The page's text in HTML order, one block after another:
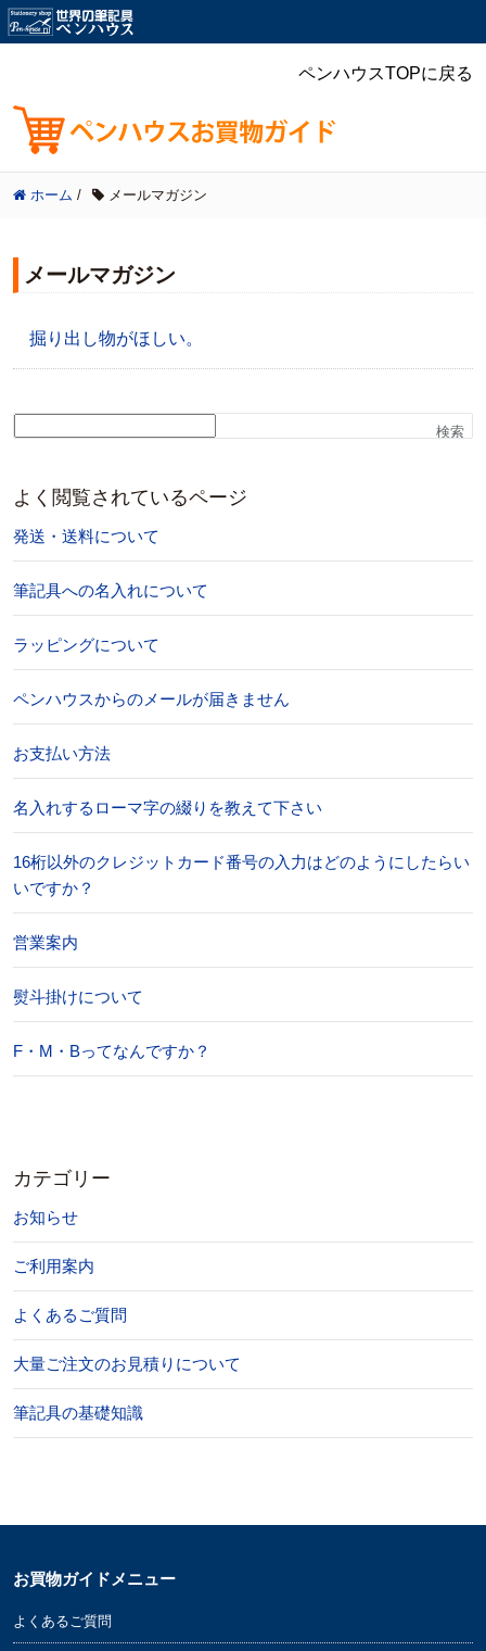
ペンハウスTOPに戻る
ホーム / メールマガジン
メールマガジン
掘り出し物がほしい。
検索
よく閲覧されているページ
発送・送料について
筆記具への名入れについて
ラッピングについて
ペンハウスからのメールが届きません
お支払い方法
名入れするローマ字の綴りを教えて下さい
16桁以外のクレジットカード番号の入力はどのようにしたらい
いですか？
営業案内
熨斗掛けについて
F・M・Bってなんですか？
カテゴリー
お知らせ
ご利用案内
よくあるご質問
大量ご注文のお見積りについて
筆記具の基礎知識
お買物ガイドメニュー
よくあるご質問